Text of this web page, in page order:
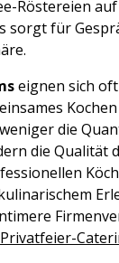
Röstereien
sorgt für
eignen sich
die
die Qualität
Privatfeier-